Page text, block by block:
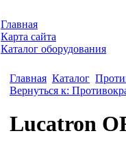
Главная
Карта сайта
Каталог оборудования
Главная Каталог
Вернуться к:
Lucatron